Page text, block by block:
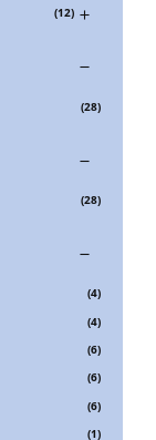
(12)
(28)
(28)
(4)
(4)
(6)
(6)
(6)
(1)